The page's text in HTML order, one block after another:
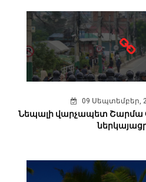
09 Սեպտեմբեր,
Նեպալի վարչապետ Շարմա